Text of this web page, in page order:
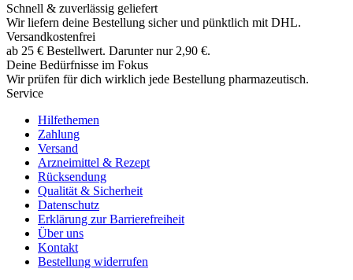
Schnell & zuverlässig geliefert
Wir liefern deine Bestellung sicher und pünktlich mit DHL.
Versandkostenfrei
ab 25 € Bestellwert. Darunter nur 2,90 €.
Deine Bedürfnisse im Fokus
Wir prüfen für dich wirklich jede Bestellung pharmazeutisch.
Service
Hilfethemen
Zahlung
Versand
Arzneimittel & Rezept
Rücksendung
Qualität & Sicherheit
Datenschutz
Erklärung zur Barrierefreiheit
Über uns
Kontakt
Bestellung widerrufen